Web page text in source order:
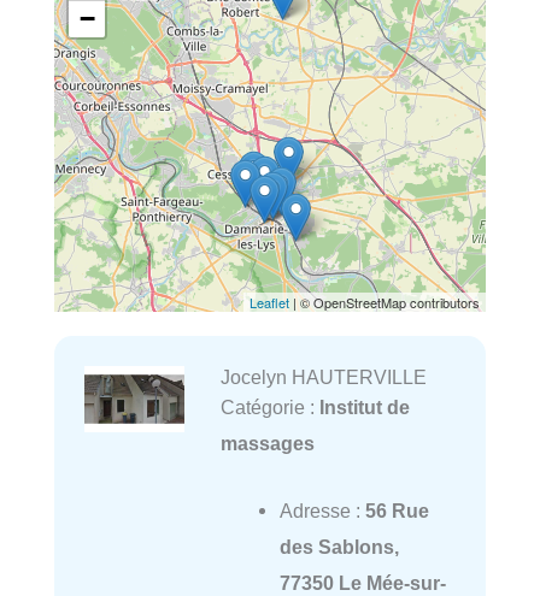
−
Leaflet | © OpenStreetMap contributors
Jocelyn HAUTERVILLE
Catégorie : Institut de
massages
Adresse : 56 Rue
des Sablons,
77350 Le Mée-sur-